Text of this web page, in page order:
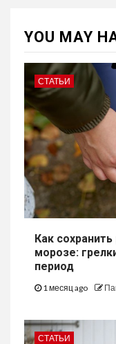
YOU MAY
СТАТЬИ
Как
морозе:
период
1 месяц ago
СТАТЬИ